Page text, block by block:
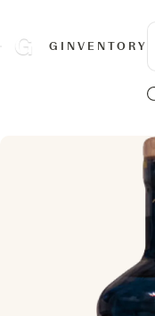
GINVENTORY